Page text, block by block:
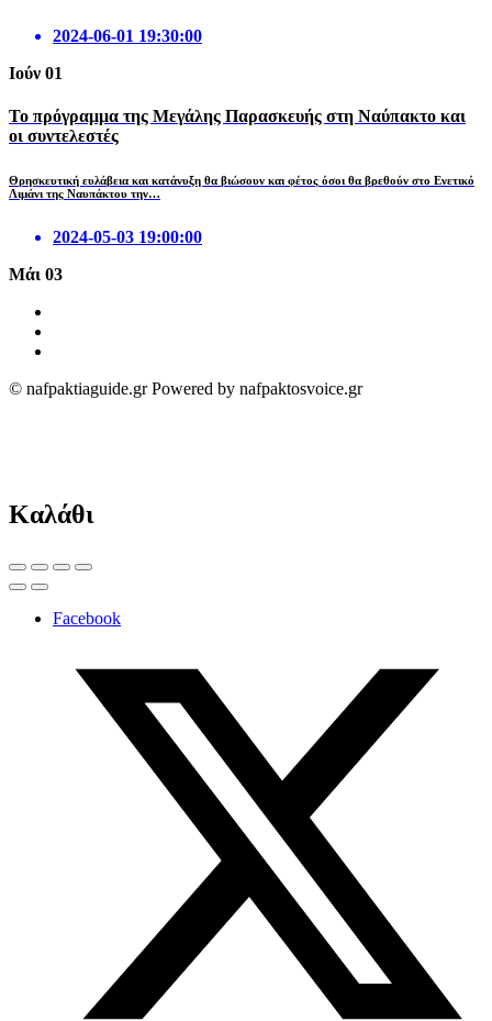
2024-06-01 19:30:00
Ιούν 01
Το πρόγραμμα της Μεγάλης Παρασκευής στη Ναύπακτο και
οι συντελεστές
Θρησκευτική ευλάβεια και κατάνυξη θα βιώσουν και φέτος όσοι θα βρεθούν στο Ενετικό
Λιμάνι της Ναυπάκτου την…
2024-05-03 19:00:00
Μάι 03
© nafpaktiaguide.gr Powered by nafpaktosvoice.gr
Καλάθι
Facebook